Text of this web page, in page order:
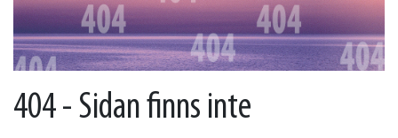
404 - Sidan finns inte